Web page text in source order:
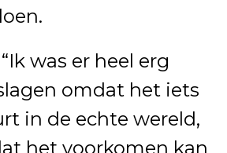
was er heel erg
omdat het iets
in de echte wereld,
het voorkomen kan